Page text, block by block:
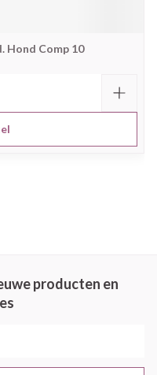
Hond Comp 10
producten en